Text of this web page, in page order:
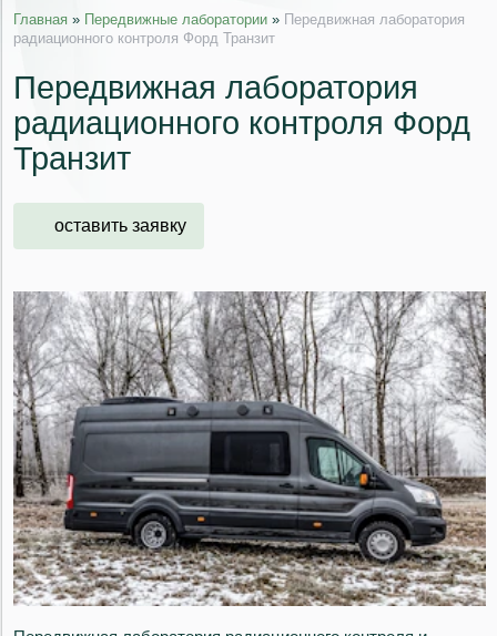
Главная » Передвижные лаборатории » Передвижная лаборатория
радиационного контроля Форд Транзит
Передвижная лаборатория
радиационного контроля Форд
Транзит
оставить заявку